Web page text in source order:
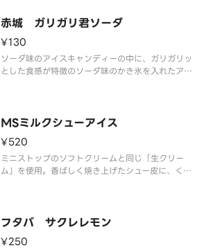
赤城 ガリガリ君ソーダ
¥130
ソーダ味のアイスキャンディーの中に、ガリガリッ
とした食感が特徴のソーダ味のかき氷を入れたアイ
い。
MSミルクシューアイス
¥520
ミニストップのソフトクリームと同じ「生クリー
ム」を使用。香ばしく焼き上げたシュー皮に、くち
フタバ サクレレモン
¥250